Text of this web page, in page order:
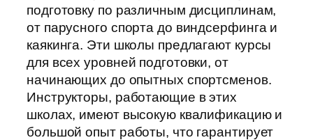
подготовку по различным дисциплинам,
от парусного спорта до виндсерфинга и
каякинга. Эти школы предлагают курсы
для всех уровней подготовки, от
начинающих до опытных спортсменов.
Инструкторы, работающие в этих
школах, имеют высокую квалификацию и
большой опыт работы, что гарантирует